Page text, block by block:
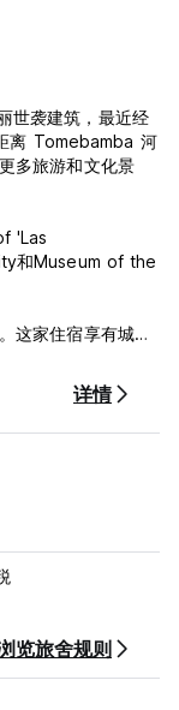
世袭建筑，最近经
离 Tomebamba 河
多旅游和文化景
'Las
和Museum of the
这家住宿享有城市
还设有阳台。这家
提供室内游乐区。
，我们将收取第一
详情
览旅舍规则